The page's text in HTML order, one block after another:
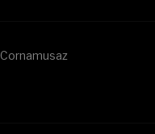
Cornamusaz